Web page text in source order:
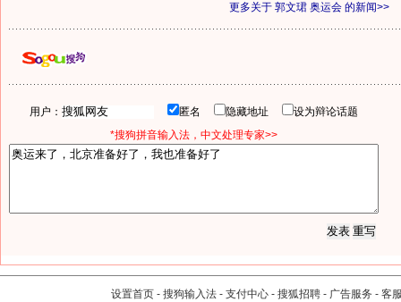
更多关于 郭文珺 奥运会 的新闻>>
用户： 匿名 隐藏地址
设为辩论话题
*搜狗拼音输入法，中文处理专家>>
设置首页 - 搜狗输入法 - 支付中心 - 搜狐招聘 - 广告服务 - 客